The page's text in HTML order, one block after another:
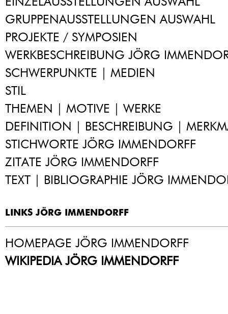
GRUPPENAUSSTELLUNGEN AUSWAHL
PROJEKTE / SYMPOSIEN
WERKBESCHREIBUNG JÖRG
SCHWERPUNKTE | MEDIEN
STIL
THEMEN | MOTIVE | WERKE
DEFINITION | BESCHREIBUNG |
STICHWORTE JÖRG IMMENDORFF
ZITATE JÖRG IMMENDORFF
TEXT | BIBLIOGRAPHIE JÖRG
LINKS JÖRG IMMENDORFF
HOMEPAGE JÖRG IMMENDORFF
WIKIPEDIA JÖRG IMMENDORFF